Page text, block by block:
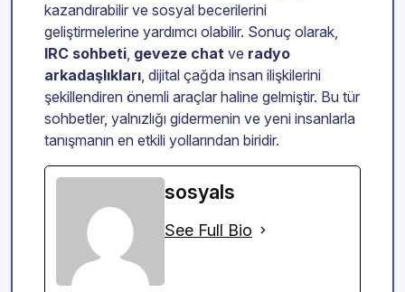
kazandırabilir ve sosyal becerilerini
geliştirmelerine yardımcı olabilir. Sonuç olarak,
IRC sohbeti, geveze chat ve radyo
arkadaşlıkları, dijital çağda insan ilişkilerini
şekillendiren önemli araçlar haline gelmiştir. Bu tür
sohbetler, yalnızlığı gidermenin ve yeni insanlarla
tanışmanın en etkili yollarından biridir.
sosyals
See Full Bio